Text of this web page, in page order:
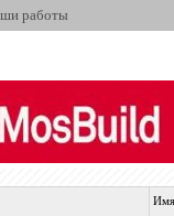
работы
Имя